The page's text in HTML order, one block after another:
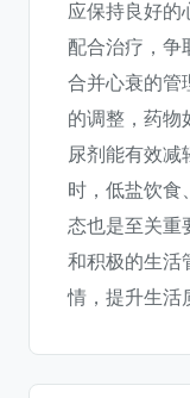
应保持良好的
配合治疗，争
合并心衰的管
的调整，药物
尿剂能有效减
时，低盐饮食
态也是至关重
和积极的生活
情，提升生活